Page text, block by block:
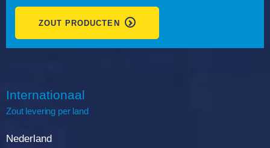
ZOUT PRODUCTEN
Internationaal
Zout levering per land
Nederland